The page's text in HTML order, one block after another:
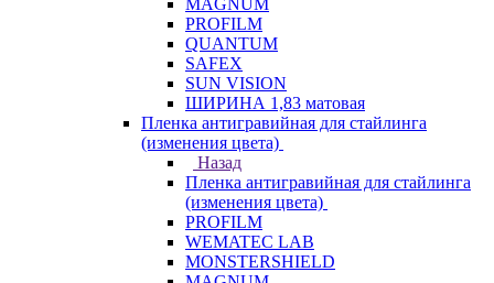
MAGNUM
PROFILM
QUANTUM
SAFEX
SUN VISION
ШИРИНА 1,83 матовая
Пленка антигравийная для стайлинга
(изменения цвета)
Назад
Пленка антигравийная для стайлинга
(изменения цвета)
PROFILM
WEMATEC LAB
MONSTERSHIELD